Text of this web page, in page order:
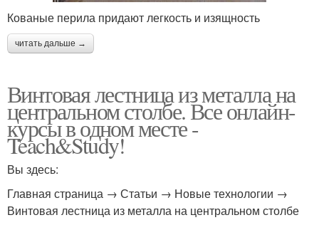
Кованые перила придают легкость и изящность
читать дальше →
Винтовая лестница из металла на
центральном столбе. Все онлайн-
курсы в одном месте -
Teach&Study!
Вы здесь:
Главная страница → Статьи → Новые технологии →
Винтовая лестница из металла на центральном столбе